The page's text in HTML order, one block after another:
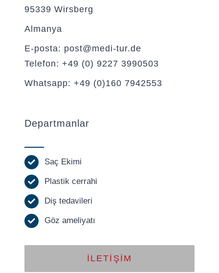
95339 Wirsberg
Almanya
E-posta: post@medi-tur.de
Telefon: +49 (0) 9227 3990503
Whatsapp: +49 (0)160 7942553
Departmanlar
Saç Ekimi
Plastik cerrahi
Diş tedavileri
Göz ameliyatı
İLETIŞIM